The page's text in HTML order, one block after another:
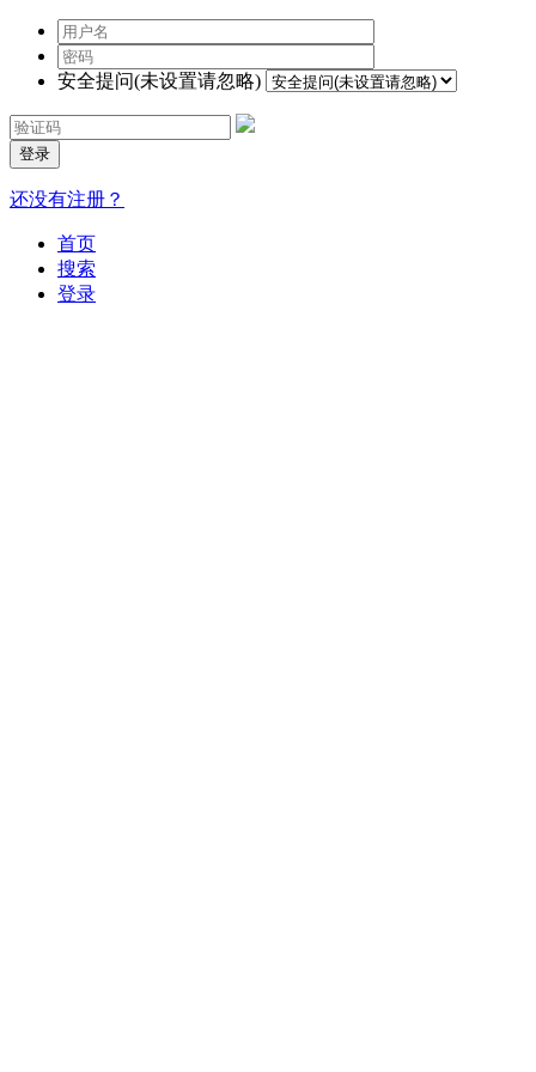
安全提问(未设置请忽略)
登录
还没有注册？
首页
搜索
登录